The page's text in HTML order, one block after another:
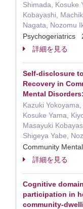
Shimada, Kosuke
Kobayashi,
Nagata, Nozomu
Psychogeriatrics
詳細を見る
Self-disclosure
Recovery in
Mental
Kazuki
Kosuke Yama,
Masayuki
Shigeya Yabe,
Community
詳細を見る
Cognitive
participation in
community-